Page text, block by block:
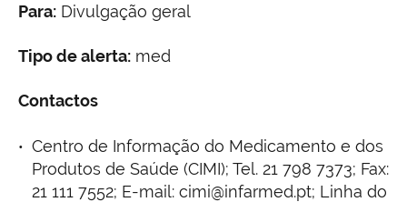
Para: Divulgação geral
Tipo de alerta: med
Contactos
Centro de Informação do Medicamento e dos
Produtos de Saúde (CIMI); Tel. 21 798 7373; Fax:
21 111 7552; E-mail: cimi@infarmed.pt; Linha do